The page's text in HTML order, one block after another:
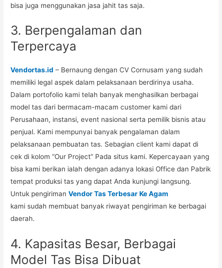
bisa juga menggunakan jasa jahit tas saja.
3. Berpengalaman dan
Terpercaya
Vendortas.id – Bernaung dengan CV Cornusam yang sudah
memiliki legal aspek dalam pelaksanaan berdirinya usaha.
Dalam portofolio kami telah banyak menghasilkan berbagai
model tas dari bermacam-macam customer kami dari
Perusahaan, instansi, event nasional serta pemilik bisnis atau
penjual. Kami mempunyai banyak pengalaman dalam
pelaksanaan pembuatan tas. Sebagian client kami dapat di
cek di kolom “Our Project” Pada situs kami. Kepercayaan yang
bisa kami berikan ialah dengan adanya lokasi Office dan Pabrik
tempat produksi tas yang dapat Anda kunjungi langsung.
Untuk pengirimanVendor Tas Terbesar Ke Agam
kami sudah membuat banyak riwayat pengiriman ke berbagai
daerah.
4. Kapasitas Besar, Berbagai
Model Tas Bisa Dibuat